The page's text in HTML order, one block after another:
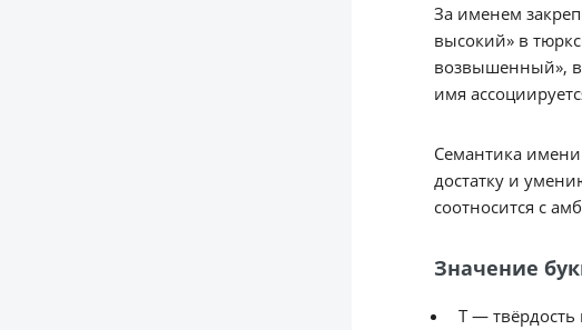
За именем
высокий» в
возвышенный», в
имя
Семантика
достатку и
соотносится с
Значение
Т — твёрдость